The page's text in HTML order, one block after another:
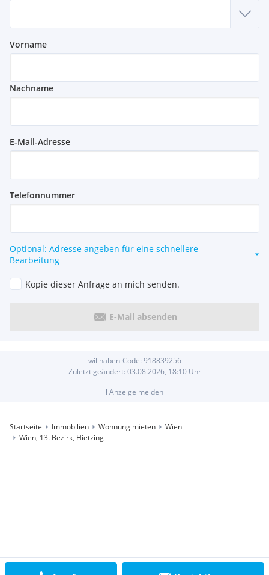
Vorname
Nachname
E-Mail-Adresse
Telefonnummer
Optional: Adresse angeben für eine schnellere
Bearbeitung
Kopie dieser Anfrage an mich senden.
E-Mail absenden
willhaben-Code: 918839256
Zuletzt geändert: 03.08.2026, 18:10Uhr
!Anzeige melden
Startseite Immobilien Wohnung mieten
Wien
Wien, 13. Bezirk, Hietzing